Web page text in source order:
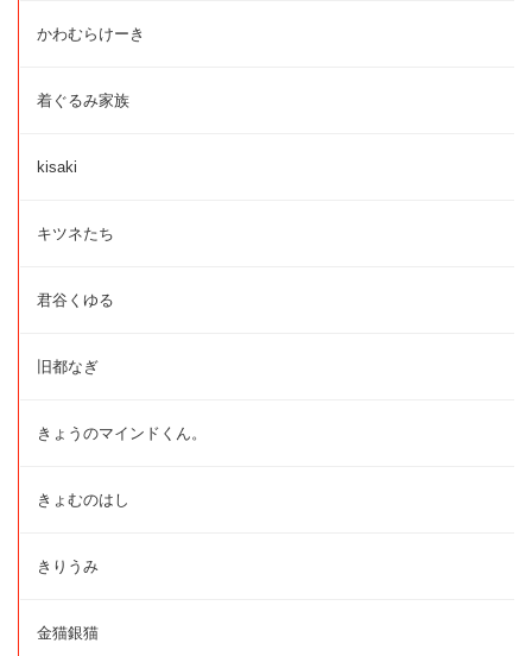
かわむらけーき
着ぐるみ家族
kisaki
キツネたち
君谷くゆる
旧都なぎ
きょうのマインドくん。
きょむのはし
きりうみ
金猫銀猫